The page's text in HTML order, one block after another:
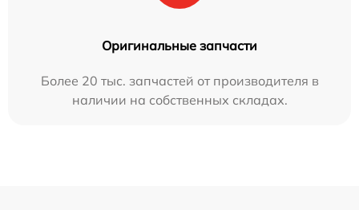
Оригинальные запчасти
Более 20 тыс. запчастей от производителя в
наличии на собственных складах.